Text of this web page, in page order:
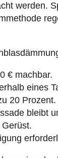
werden.
€ machbar.
eines
20 Prozent.
bleibt